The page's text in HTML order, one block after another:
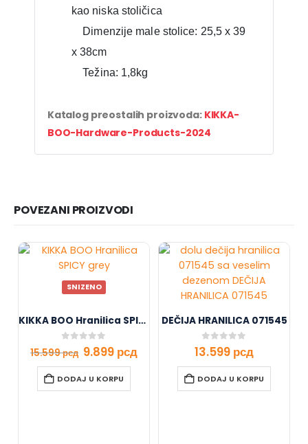
kao niska stoličica
Dimenzije male stolice: 25,5 x 39
x 38cm
Težina: 1,8kg
Katalog preostalih proizvoda: KIKKA-
BOO-Hardware-Products-2024
POVEZANI PROIZVODI
SNIZENO
KIKKA BOO Hranilica SPICY grey
out of 5
15.599рсд 9.899 рсд
DODAJ U KORPU
DEČIJA HRANILICA 071545
0 out of 5
13.599 рсд
DODAJ U KORPU